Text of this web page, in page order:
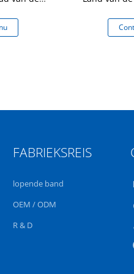
de
FABRIEKSREIS
lopende band
OEM / ODM
R & D